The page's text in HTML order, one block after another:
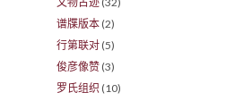
谱牒版本 (2)
行第联对 (5)
俊彦像赞 (3)
罗氏组织 (10)